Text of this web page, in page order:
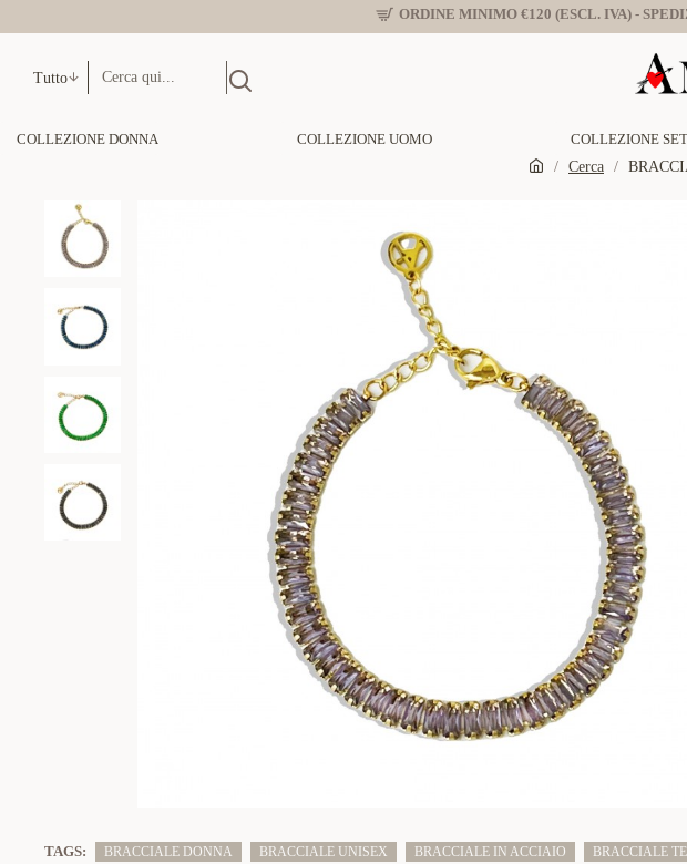
ORDINE MINIMO €120 (ESCL. IVA) -
Tutto
COLLEZIONE DONNA COLLEZIONE UOMO COLLEZIONE SET
Cerca
TAGS: BRACCIALE DONNA BRACCIALE UNISEX BRACCIALE IN ACCIAIO
BRACCIALE